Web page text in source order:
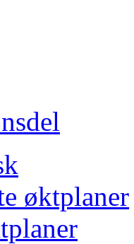
øktplaner